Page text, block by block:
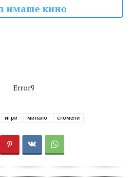
имаше кино
Error9
игри минало спомени